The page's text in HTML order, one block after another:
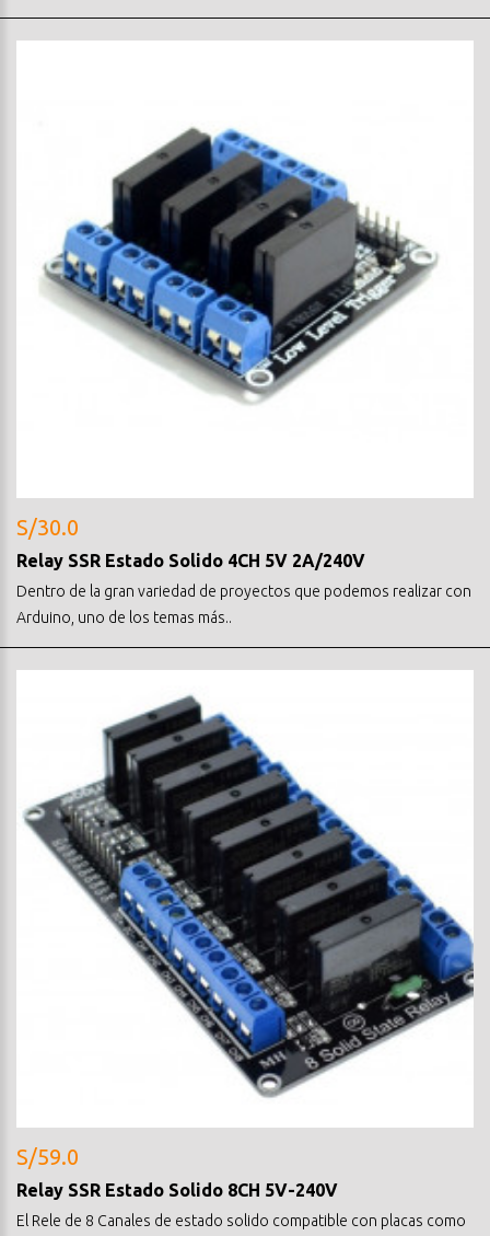
S/30.0
Relay SSR Estado Solido 4CH 5V 2A/240V
Dentro de la gran variedad de proyectos que podemos realizar con
Arduino, uno de los temas más..
S/59.0
Relay SSR Estado Solido 8CH 5V-240V
El Rele de 8 Canales de estado solido compatible con placas como